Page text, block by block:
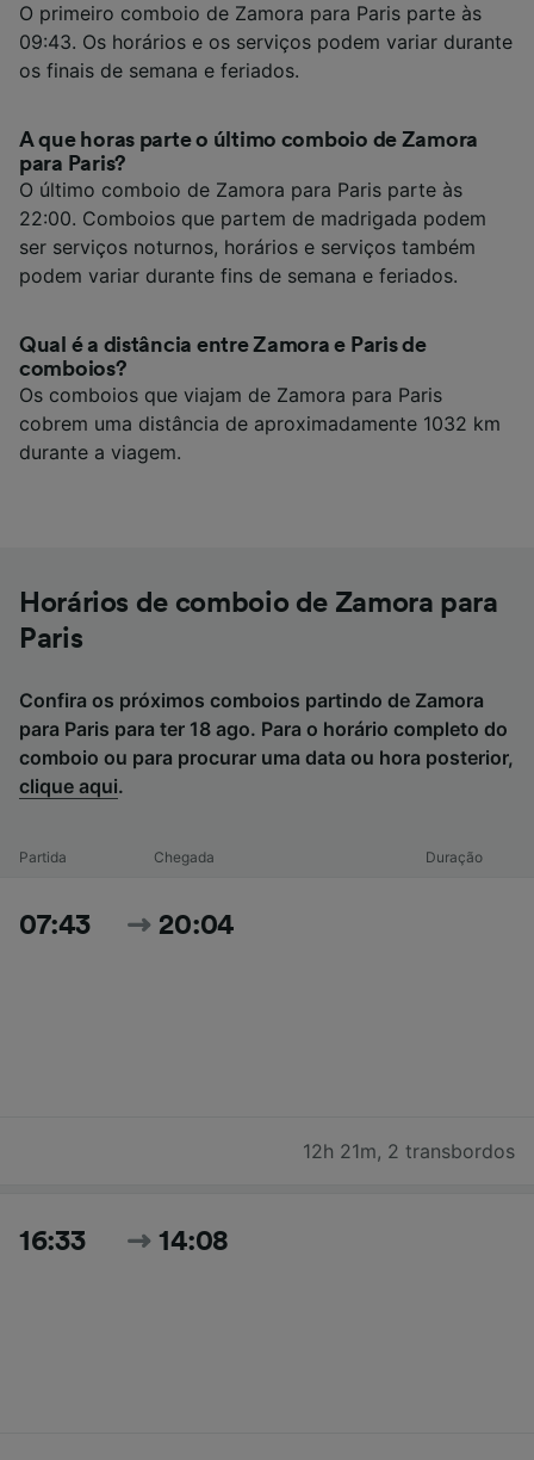
O primeiro comboio de Zamora para Paris parte às
09:43. Os horários e os serviços podem variar durante
os finais de semana e feriados.
A que horas parte o último comboio de Zamora
para Paris?
O último comboio de Zamora para Paris parte às
22:00. Comboios que partem de madrigada podem
ser serviços noturnos, horários e serviços também
podem variar durante fins de semana e feriados.
Qual é a distância entre Zamora e Paris de
comboios?
Os comboios que viajam de Zamora para Paris
cobrem uma distância de aproximadamente 1032 km
durante a viagem.
Horários de comboio de Zamora para
Paris
Confira os próximos comboios partindo de Zamora
para Paris para ter 18 ago. Para o horário completo do
comboio ou para procurar uma data ou hora posterior,
clique aqui.
Partida Chegada Duração
07:43 20:04
12h 21m, 2 transbordos
16:33 14:08